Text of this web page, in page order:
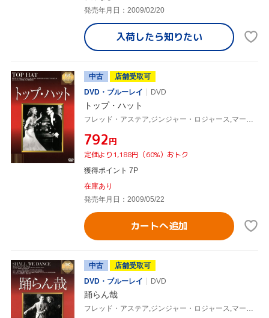
発売年月日：2009/02/20
入荷したら知りたい
中古
店舗受取可
DVD・ブルーレイ
DVD
トップ・ハット
¥792円
定価より1,188円（60%）おトク
獲得ポイント 7P
在庫あり
発売年月日：2009/05/22
カートへ追加
中古
店舗受取可
DVD・ブルーレイ
DVD
踊らん哉